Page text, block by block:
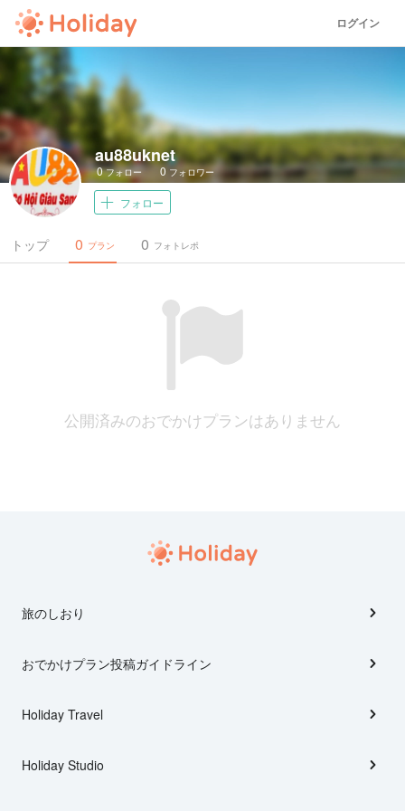
ログイン
au88uknet
0フォロー 0 フォロワー
フォロー
トップ プラン
0 フォトレポ
0
公開済みのおでかけプランはありません
旅のしおり
おでかけプラン投稿ガイドライン
Holiday Travel
Holiday Studio